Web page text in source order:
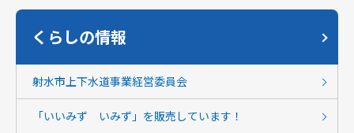
くらしの情報
射水市上下水道事業経営委員会
「いいみず いみず」を販売しています！